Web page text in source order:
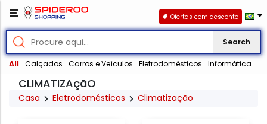
Search
All Calçados Carros e Veículos Eletrodomésticos Informática
Ofertas com desconto
CLIMATIZAçãO
Casa Eletrodomésticos Climatização